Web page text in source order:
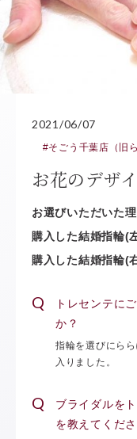
2021/06/07
#そごう千葉店（旧
お花のデザ
お選びいただいた理
購入した結婚指輪(
購入した結婚指輪(
トレセンテに
か？
指輪を選びにら
入りました。
ブライダルを
を教えてくださ